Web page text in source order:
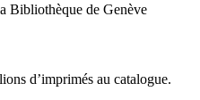
Bibliothèque de Genève
d’imprimés au catalogue.